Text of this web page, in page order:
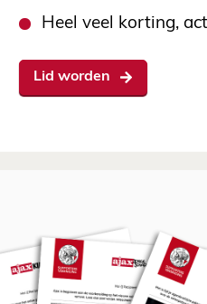
Heel veel korting,
Lid worden